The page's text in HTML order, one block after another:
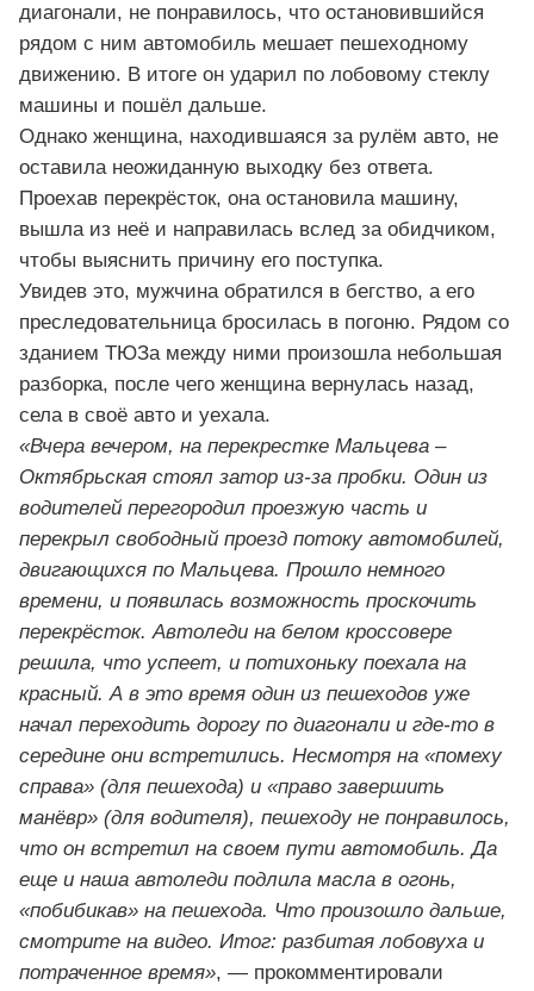
диагонали, не понравилось, что остановившийся
рядом с ним автомобиль мешает пешеходному
движению. В итоге он ударил по лобовому стеклу
машины и пошёл дальше.
Однако женщина, находившаяся за рулём авто, не
оставила неожиданную выходку без ответа.
Проехав перекрёсток, она остановила машину,
вышла из неё и направилась вслед за обидчиком,
чтобы выяснить причину его поступка.
Увидев это, мужчина обратился в бегство, а его
преследовательница бросилась в погоню. Рядом со
зданием ТЮЗа между ними произошла небольшая
разборка, после чего женщина вернулась назад,
села в своё авто и уехала.
«Вчера вечером, на перекрестке Мальцева –
Октябрьская стоял затор из-за пробки. Один из
водителей перегородил проезжую часть и
перекрыл свободный проезд потоку автомобилей,
двигающихся по Мальцева. Прошло немного
времени, и появилась возможность проскочить
перекрёсток. Автоледи на белом кроссовере
решила, что успеет, и потихоньку поехала на
красный. А в это время один из пешеходов уже
начал переходить дорогу по диагонали и где-то в
середине они встретились. Несмотря на «помеху
справа» (для пешехода) и «право завершить
манёвр» (для водителя), пешеходу не понравилось,
что он встретил на своем пути автомобиль. Да
еще и наша автоледи подлила масла в огонь,
«побибикав» на пешехода. Что произошло дальше,
смотрите на видео. Итог: разбитая лобовуха и
потраченное время», — прокомментировали